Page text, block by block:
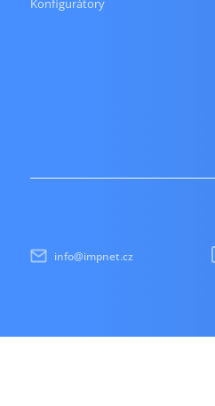
Konfigurátory
info@impnet.cz